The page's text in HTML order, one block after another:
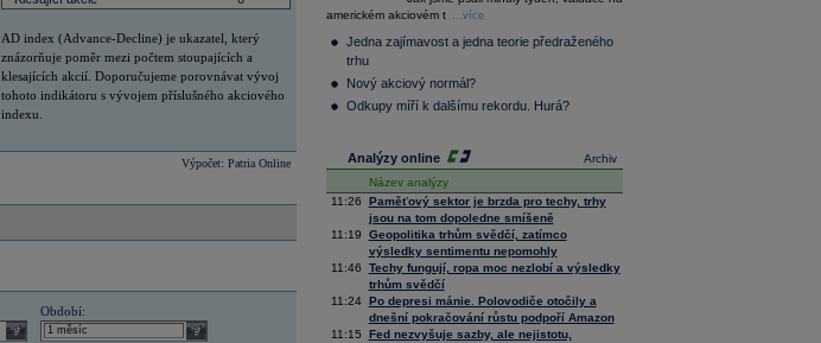
AD index (Advance-Decline) je ukazatel, který
znázorňuje poměr mezi počtem stoupajících a
klesajících akcií. Doporučujeme porovnávat vývoj
tohoto indikátoru s vývojem příslušného akciového
indexu.
Výpočet: Patria Online
select
Období:
select
Composite
36 128,57 -0,05
Tecdax
Performance
index
4 000,99
americkém akciovém t
...více
Jedna zajímavost a jedna teorie předraženého
trhu
Nový akciový normál?
Odkupy míří k dalšímu rekordu. Hurá?
Archiv
Analýzy online
Název analýzy
11:26
Paměťový sektor je brzda pro techy, trhy
jsou na tom dopoledne smíšeně
11:19
Geopolitika trhům svědčí, zatímco
výsledky sentimentu nepomohly
11:46
Techy fungují, ropa moc nezlobí a výsledky
trhům svědčí
11:24
Po depresi mánie. Polovodiče otočily a
dnešní pokračování růstu podpoří Amazon
11:15
Fed nezvyšuje sazby, ale nejistotu,